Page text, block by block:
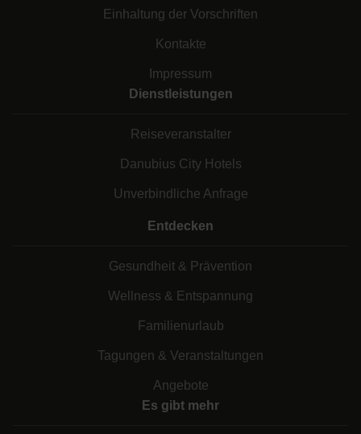
Einhaltung der Vorschriften
Kontakte
Impressum
Dienstleistungen
Reiseveranstalter
Danubius City Hotels
Unverbindliche Anfrage
Entdecken
Gesundheit & Prävention
Wellness & Entspannung
Familienurlaub
Tagungen & Veranstaltungen
Angebote
Es gibt mehr